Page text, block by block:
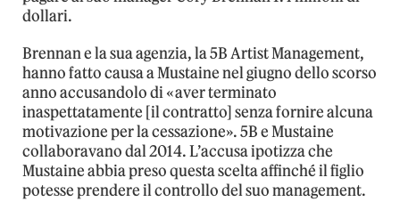
dollari.
Brennan e la sua agenzia, la 5B Artist Management,
hanno fatto causa a Mustaine nel giugno dello scorso
anno accusandolo di «aver terminato
inaspettatamente [il contratto] senza fornire alcuna
motivazione per la cessazione». 5B e Mustaine
collaboravano dal 2014. L’accusa ipotizza che
Mustaine abbia preso questa scelta affinché il figlio
potesse prendere il controllo del suo management.